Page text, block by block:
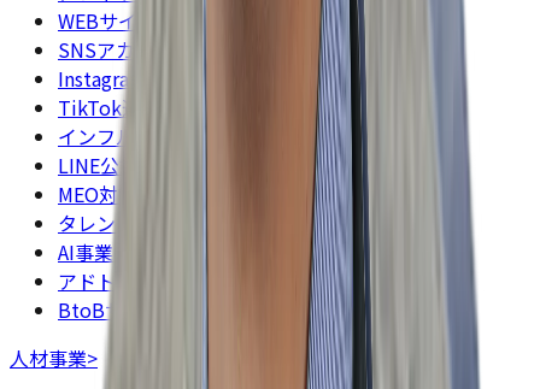
WEBサイト制作・運用事業
SNSアカウント運用代行事業
Instagram運用代行事業
TikTok運用代行事業
インフルエンサーキャスティング事業
LINE公式アカウント運用事業
MEO対策事業
タレントキャスティング・タレントシェア事業
AI事業
アドトラック事業
BtoBサービス比較ならBIZNAVI byDYM
人材事業>